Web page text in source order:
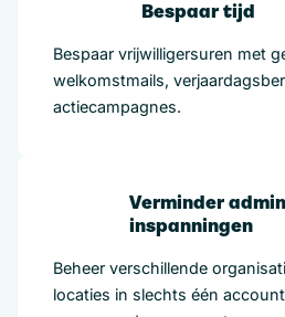
Bespaar tijd
Bespaar vrijwilligersuren met
welkomstmails,
actiecampagnes.
Verminder
inspanningen
Beheer verschillende
locaties in slechts één